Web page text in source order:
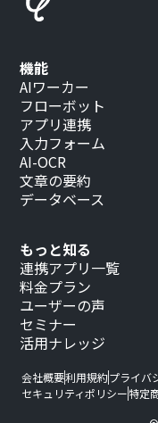
もっと知る
連携アプリ一覧
料金プラン
ユーザーの声
セミナー
活用ナレッジ
機能
AIワーカー
フローボット
アプリ連携
入力フォーム
AI-OCR
文章の要約
データベース
会社概要利用規約プライバ
セキュリティポリシー特定